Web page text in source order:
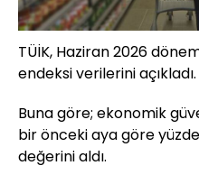
TÜİK, Haziran 2026
endeksi verilerini açıkladı.
Buna göre; ekonomik
bir önceki aya göre
değerini aldı.